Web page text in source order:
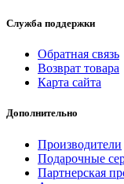
Служба поддержки
Обратная связь
Возврат товара
Карта сайта
Дополнительно
Производители
Подарочные
Партнерская